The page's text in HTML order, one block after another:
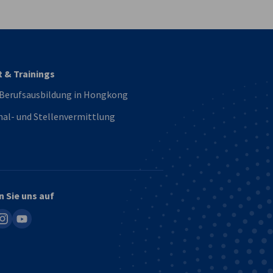
& Trainings
in Hongkong
und Stellenvermittlung
Sie uns auf
youtube